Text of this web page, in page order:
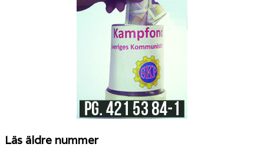
Läs äldre nummer